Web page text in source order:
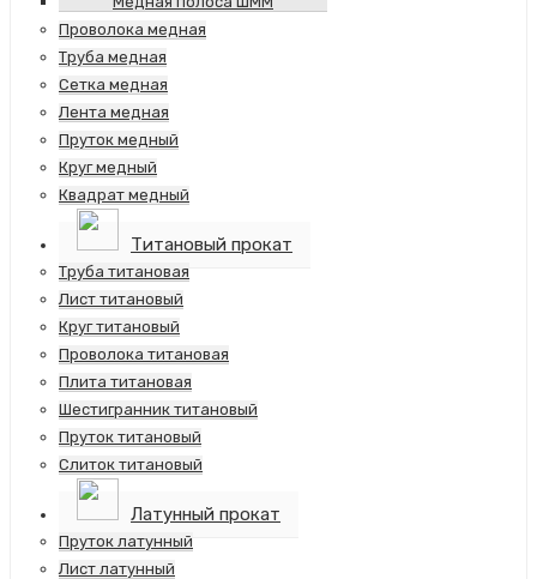
Проволока медная
Труба медная
Сетка медная
Лента медная
Пруток медный
Круг медный
Квадрат медный
Титановый прокат
Труба титановая
Лист титановый
Круг титановый
Проволока титановая
Плита титановая
Шестигранник титановый
Пруток титановый
Слиток титановый
Латунный прокат
Пруток латунный
Лист латунный